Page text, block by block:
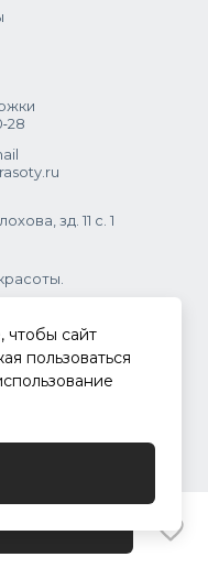
зд. 11 с. 1
чтобы сайт
пользоваться